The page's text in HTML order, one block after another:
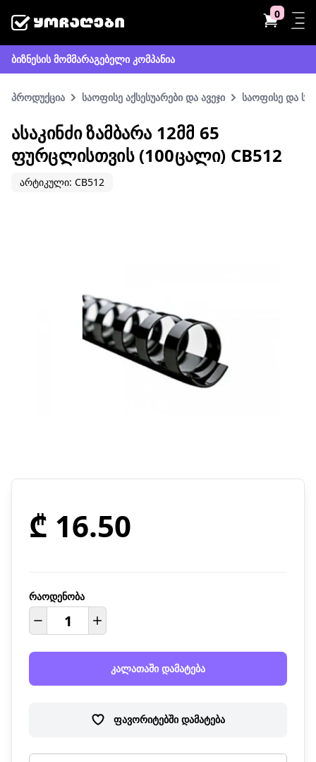
0
ბიზნესის მომმარაგებელი კომპანია
პროდუქცია საოფისე აქსესუარები და ავეჯი საოფისე და
ᲐᲡᲐᲙᲘᲜᲫᲘ ᲖᲐᲛᲑᲐᲠᲐ 12ᲛᲛ 65
ᲤᲣᲠᲪᲚᲘᲡᲗᲕᲘᲡ (100ᲪᲐᲚᲘ) CB512
არტიკული: CB512
₾ 16.50
რაოდენობა
კალათაში დამატება
ფავორიტებში დამატება